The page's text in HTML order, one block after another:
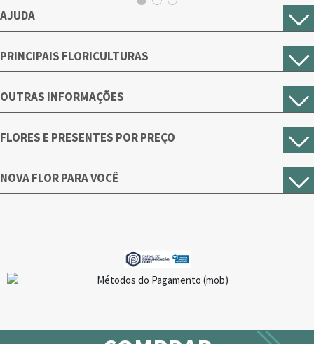
AJUDA
PRINCIPAIS FLORICULTURAS
OUTRAS INFORMAÇÕES
FLORES E PRESENTES POR PREÇO
NOVA FLOR PARA VOCÊ